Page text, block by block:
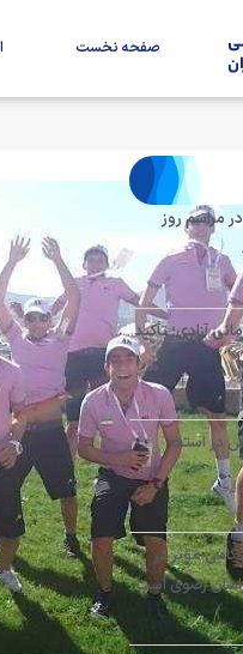
صفحه نخست
مراسم روز
آزادی؛ تأکید
در استخر
شنای زیر ۱۰ سال گامی مؤثر در
رضوی است